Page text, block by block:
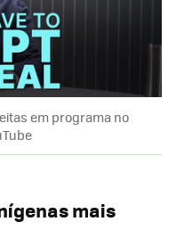
em programa no
mais